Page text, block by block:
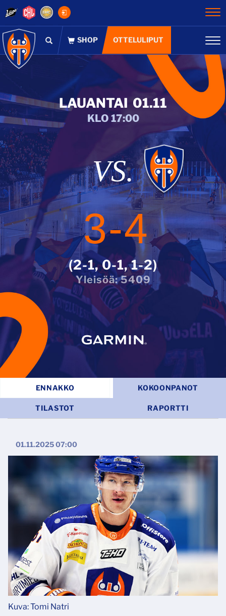
OTTELULIPUT
LAUANTAI 01.11
KLO 17:00
VS.
3-4
2-1, 0-1, 1-2
5409
ENNAKKO KOKOONPANOT
TILASTOT RAPORTTI
01.11.2025 07:00
Kuva: Tomi Natri